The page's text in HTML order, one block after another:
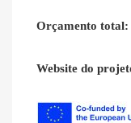
Orçamento total:
Website do